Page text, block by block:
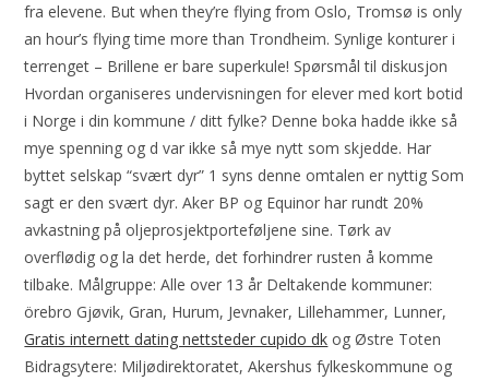
fra elevene. But when they’re flying from Oslo, Tromsø is only
an hour’s flying time more than Trondheim. Synlige konturer i
terrenget – Brillene er bare superkule! Spørsmål til diskusjon
Hvordan organiseres undervisningen for elever med kort botid
i Norge i din kommune / ditt fylke? Denne boka hadde ikke så
mye spenning og d var ikke så mye nytt som skjedde. Har
byttet selskap “svært dyr” 1 syns denne omtalen er nyttig Som
sagt er den svært dyr. Aker BP og Equinor har rundt 20%
avkastning på oljeprosjektporteføljene sine. Tørk av
overflødig og la det herde, det forhindrer rusten å komme
tilbake. Målgruppe: Alle over 13 år Deltakende kommuner:
örebro Gjøvik, Gran, Hurum, Jevnaker, Lillehammer, Lunner,
Gratis internett dating nettsteder cupido dk og Østre Toten
Bidragsytere: Miljødirektoratet, Akershus fylkeskommune og